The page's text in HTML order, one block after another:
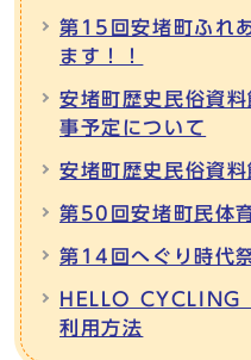
第15回安堵町ふれ
ます！！
安堵町歴史民俗資
事予定について
安堵町歴史民俗資
第50回安堵町民体
第14回へぐり時代
HELLO CYCLING
利用方法